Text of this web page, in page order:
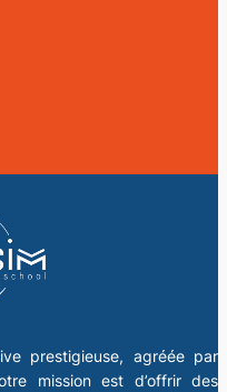
prestigieuse, agréée par
mission est d’offrir des